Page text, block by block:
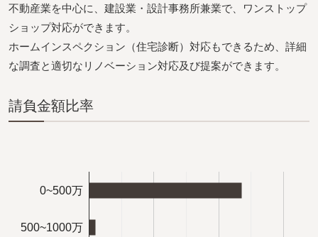
不動産業を中心に、建設業・設計事務所兼業で、ワンストップ
ショップ対応ができます。
ホームインスペクション（住宅診断）対応もできるため、詳細
な調査と適切なリノベーション対応及び提案ができます。
請負金額比率
0~500万
500~1000万